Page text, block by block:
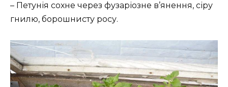
– Петунія сохне через фузаріозне в’янення, сіру
гнилю, борошнисту росу.